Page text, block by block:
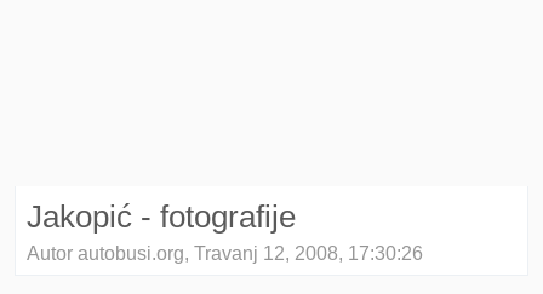
Jakopić - fotografije
Autor autobusi.org, Travanj 12, 2008, 17:30:26